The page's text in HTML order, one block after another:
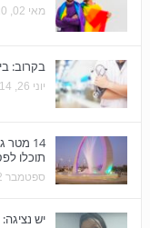
מאי 02, 2020
בקרוב:
יוני 26, 2014
תוכלו
ספטמבר 12, 2019
יש נציגה: